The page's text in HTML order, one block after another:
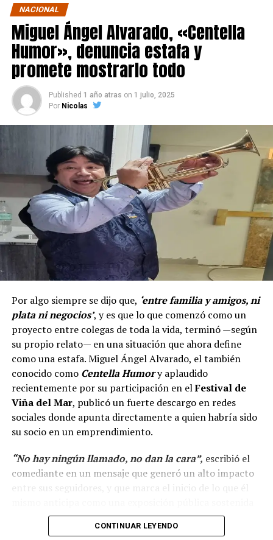
NACIONAL
Miguel Ángel Alvarado, «Centella
Humor», denuncia estafa y
promete mostrarlo todo
Published 1 año atras on 1 julio, 2025
Por Nicolas
Por algo siempre se dijo que, ‘entre familia y amigos, ni
plata ni negocios’, y es que lo que comenzó como un
proyecto entre colegas de toda la vida, terminó —según
su propio relato— en una situación que ahora define
como una estafa. Miguel Ángel Alvarado, el también
conocido como Centella Humory aplaudido
recientemente por su participación en elFestival de
Viña del Mar, publicó un fuerte descargo en redes
sociales donde apunta directamente a quien habría sido
su socio en un emprendimiento.
“No hay ningún llamado, no dan la cara”, escribió el
comediante en un mensaje que generó un alto impacto
entre sus seguidores, y que marca el inicio de lo que él
en el tiempo.
CONTINUAR LEYENDO